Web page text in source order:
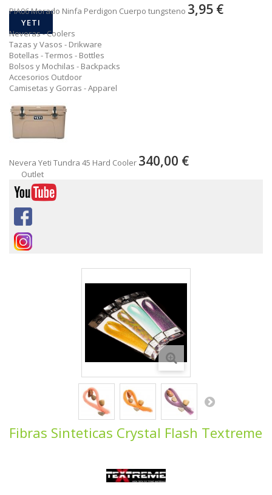
PIA06 Morado Ninfa Perdigon Cuerpo tungsteno 3,95 €
YETI
Neveras - Coolers
Tazas y Vasos - Drikware
Botellas - Termos - Bottles
Bolsos y Mochilas - Backpacks
Accesorios Outdoor
Camisetas y Gorras - Apparel
Nevera Yeti Tundra 45 Hard Cooler 340,00 €
Outlet
Fibras Sinteticas Crystal Flash Textreme